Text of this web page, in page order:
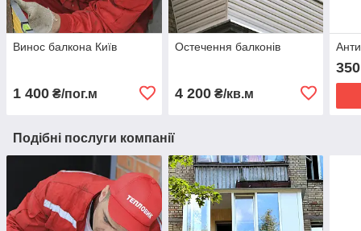
Винос балкона Київ
1 400 ₴/пог.м
Остечення балконів
4 200₴/кв.м
350
Подібні послуги компанії